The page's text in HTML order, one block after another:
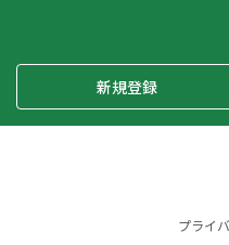
新規登録
プライ